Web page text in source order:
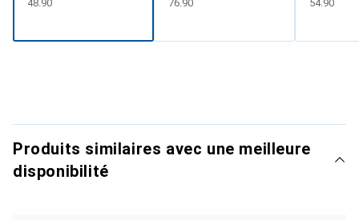
CHF
48.90 CHF
76.90 CHF
54.90
Produits similaires avec une meilleure
disponibilité